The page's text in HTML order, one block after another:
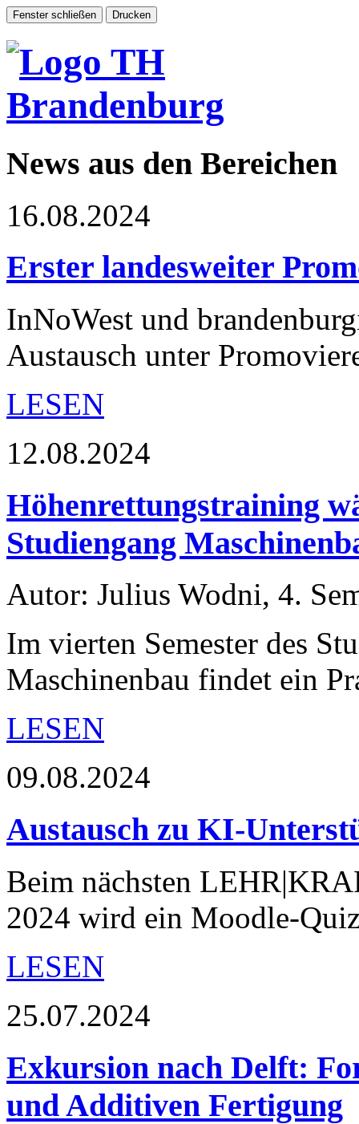
News aus den Bereichen
16.08.2024
Erster landesweiter
InNoWest und
Austausch unter
LESEN
12.08.2024
Höhenrettungstraining
Studiengang
Autor: Julius Wodni, 4.
Im vierten Semester des
Maschinenbau findet ein
LESEN
09.08.2024
Austausch zu KI-
Beim nächsten
2024 wird ein Moodle-
LESEN
25.07.2024
Exkursion nach Delft:
und Additiven Fertigung